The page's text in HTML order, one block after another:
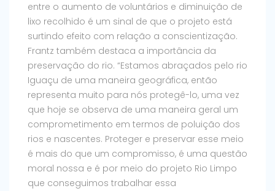
entre o aumento de voluntários e diminuição de
lixo recolhido é um sinal de que o projeto está
surtindo efeito com relação a conscientização.
Frantz também destaca a importância da
preservação do rio. “Estamos abraçados pelo rio
Iguaçu de uma maneira geográfica, então
representa muito para nós protegê-lo, uma vez
que hoje se observa de uma maneira geral um
comprometimento em termos de poluição dos
rios e nascentes. Proteger e preservar esse meio
é mais do que um compromisso, é uma questão
moral nossa e é por meio do projeto Rio Limpo
que conseguimos trabalhar essa